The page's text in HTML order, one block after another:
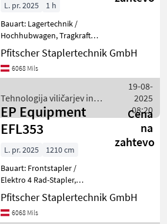
L. pr. 2025
1 h
Bauart: Lagertechnik /
Hochhubwagen, Tragkraft:
1200kg, Hubhöhe: 3016mm,
Bauhöhe: 2106mm,
Gabellänge: 1150mm,
2025 24V 100Ah Zustand:
Neu
Pfitscher Staplertechnik GmbH
6068 Mils
Tehnologija viličarjev in
skladišča / EP Equipment
19-08-
2025
08:20
EP Equipment
EFL353
Cena
na
zahtevo
L. pr. 2025
1210 cm
Bauart: Frontstapler /
Elektro 4 Rad-Stapler,
Tragkraft: 3500kg, Hubhöhe:
4800mm, Bauhöhe:
2190mm, Freihub: 1560mm,
Pfitscher Staplertechnik GmbH
6068 Mils